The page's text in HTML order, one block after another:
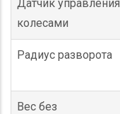
Датчик управления
колесами
Радиус разворота
Вес без